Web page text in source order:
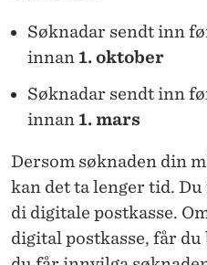
Søknadar sendt inn
innan 1. oktober
Søknadar sendt inn
innan 1. mars
Dersom søknaden din
kan det ta lenger tid. Du
di digitale postkasse.
digital postkasse, får